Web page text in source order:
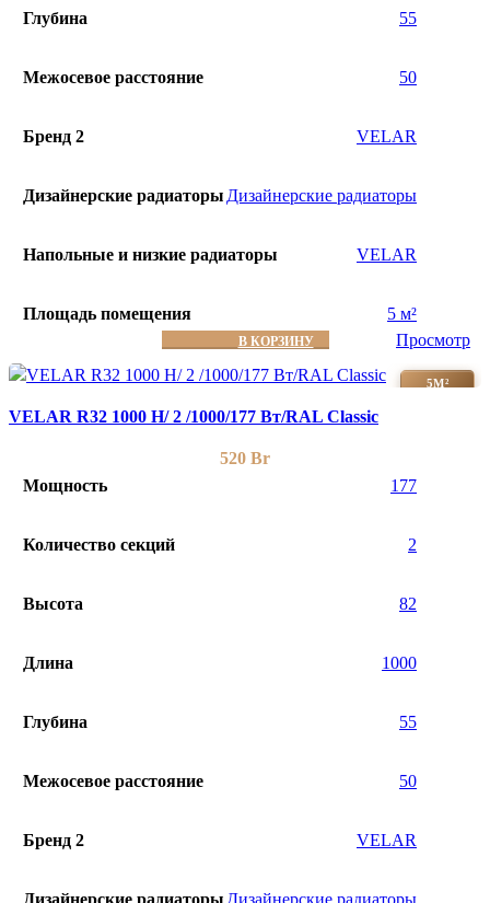
Глубина 55
Межосевое расстояние 50
Бренд 2 VELAR
Дизайнерские радиаторы Дизайнерские радиаторы
Напольные и низкие радиаторы VELAR
Площадь помещения 5 м²
В КОРЗИНУ Просмотр
5М²
VELAR R32 1000 H/ 2 /1000/177 Вт/RAL Classic
520 Br
Мощность
177
Количество секций 2
Высота 82
Длина 1000
Глубина 55
Межосевое расстояние 50
Бренд 2 VELAR